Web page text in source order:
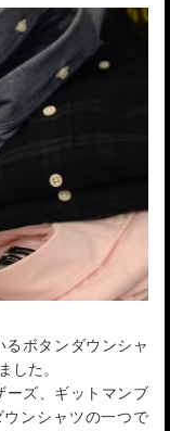
るボタンダウンシャ
した。
ーズ、ギットマンブ
ンシャツの一つで